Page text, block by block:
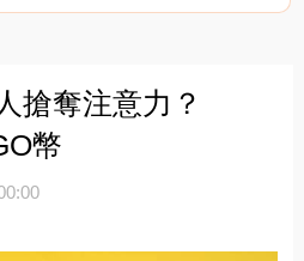
搶奪注意力？
幣